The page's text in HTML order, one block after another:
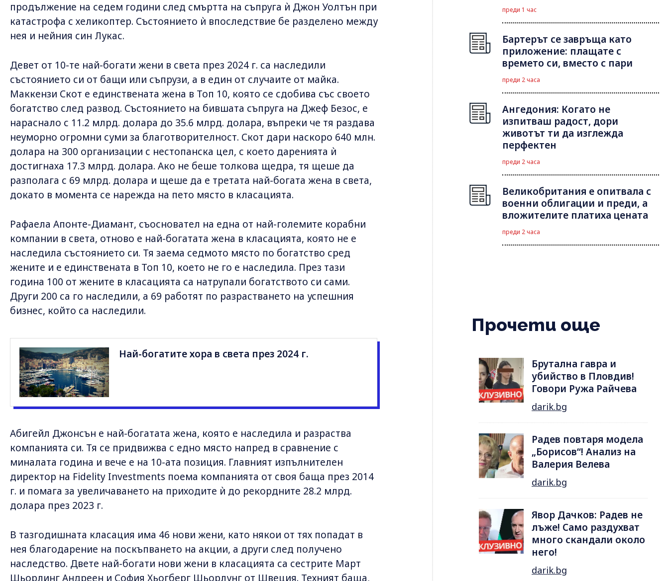
продължение на седем години след смъртта на съпруга ѝ Джон Уолтън при
катастрофа с хеликоптер. Състоянието ѝ впоследствие бе разделено между
нея и нейния син Лукас.
Девет от 10-те най-богати жени в света през 2024 г. са наследили
състоянието си от бащи или съпрузи, а в един от случаите от майка.
Маккензи Скот е единствената жена в Топ 10, която се сдобива със своето
богатство след развод. Състоянието на бившата съпруга на Джеф Безос, е
нараснало с 11.2 млрд. долара до 35.6 млрд. долара, въпреки че тя раздава
неуморно огромни суми за благотворителност. Скот дари наскоро 640 млн.
долара на 300 организации с нестопанска цел, с което даренията ѝ
достигнаха 17.3 млрд. долара. Ако не беше толкова щедра, тя щеше да
разполага с 69 млрд. долара и щеше да е третата най-богата жена в света,
докато в момента се нарежда на пето място в класацията.
Рафаела Апонте-Диамант, съосновател на една от най-големите корабни
компании в света, отново е най-богатата жена в класацията, която не е
наследила състоянието си. Тя заема седмото място по богатство сред
жените и е единствената в Топ 10, което не го е наследила. През тази
година 100 от жените в класацията са натрупали богатството си сами.
Други 200 са го наследили, а 69 работят по разрастването на успешния
бизнес, който са наследили.
Най-богатите хора в света през 2024 г.
Абигейл Джонсън е най-богатата жена, която е наследила и разраства
компанията си. Тя се придвижва с едно място напред в сравнение с
миналата година и вече е на 10-ата позиция. Главният изпълнителен
директор на Fidelity Investments поема компанията от своя баща през 2014
г. и помага за увеличаването на приходите ѝ до рекордните 28.2 млрд.
долара през 2023 г.
В тазгодишната класация има 46 нови жени, като някои от тях попадат в
нея благодарение на поскъпването на акции, а други след получено
наследство. Двете най-богати нови жени в класацията са сестрите Март
Шьорлинг Андреен и София Хьогберг Шьорлунг от Швеция. Техният баща,
преди 1 час
Бартерът се завръща като
приложение: плащате с
времето си, вместо с пари
преди 2 часа
Ангедония: Когато не
изпитваш радост, дори
животът ти да изглежда
перфектен
преди 2 часа
Великобритания е опитвала с
военни облигации и преди, а
вложителите платиха цената
преди 2 часа
Прочети още
Брутална гавра и
убийство в Пловдив!
Говори Ружа Райчева
darik.bg
Радев повтаря модела
„Борисов“! Анализ на
Валерия Велева
darik.bg
Явор Дачков: Радев не
лъже! Само раздухват
много скандали около
него!
darik.bg